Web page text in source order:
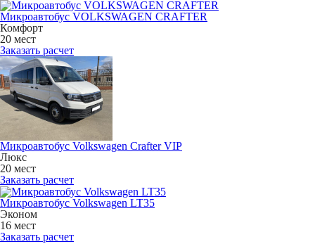
Микроавтобус VOLKSWAGEN CRAFTER
Комфорт
20 мест
Заказать расчет
Микроавтобус Volkswagen Crafter VIP
Люкс
20 мест
Заказать расчет
Микроавтобус Volkswagen LT35
Эконом
16 мест
Заказать расчет